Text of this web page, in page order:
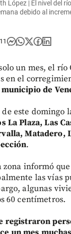
López | El nivel del
debido al
un mes, el río
en el
municipio de
este domingo
La Plaza, Las
Matadero,
.
zona informó
las vías
algunas
60 centímetros.
registraron